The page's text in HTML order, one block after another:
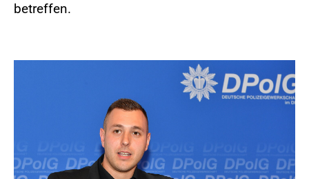
betreffen.